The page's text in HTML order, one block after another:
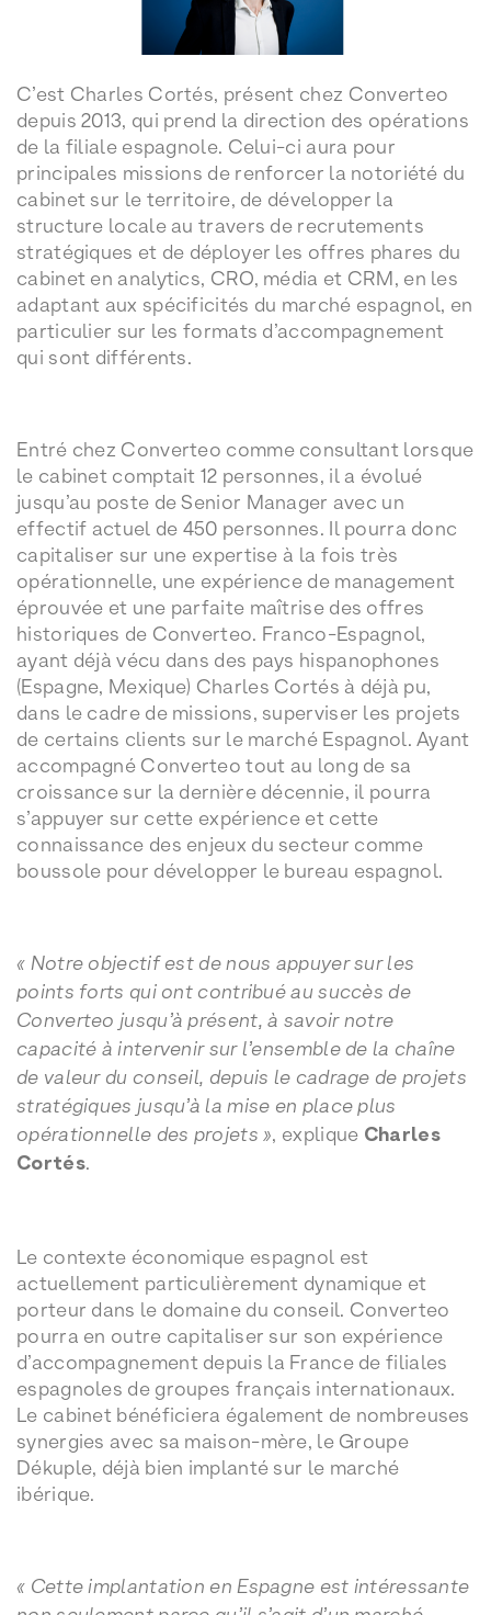
C’est Charles Cortés, présent chez Converteo
depuis 2013, qui prend la direction des opérations
de la filiale espagnole. Celui-ci aura pour
principales missions de renforcer la notoriété du
cabinet sur le territoire, de développer la
structure locale au travers de recrutements
stratégiques et de déployer les offres phares du
cabinet en analytics, CRO, média et CRM, en les
adaptant aux spécificités du marché espagnol, en
particulier sur les formats d’accompagnement
qui sont différents.
Entré chez Converteo comme consultant lorsque
le cabinet comptait 12 personnes, il a évolué
jusqu’au poste de Senior Manager avec un
effectif actuel de 450 personnes. Il pourra donc
capitaliser sur une expertise à la fois très
opérationnelle, une expérience de management
éprouvée et une parfaite maîtrise des offres
historiques de Converteo. Franco-Espagnol,
ayant déjà vécu dans des pays hispanophones
(Espagne, Mexique) Charles Cortés à déjà pu,
dans le cadre de missions, superviser les projets
de certains clients sur le marché Espagnol. Ayant
accompagné Converteo tout au long de sa
croissance sur la dernière décennie, il pourra
s’appuyer sur cette expérience et cette
connaissance des enjeux du secteur comme
boussole pour développer le bureau espagnol.
« Notre objectif est de nous appuyer sur les
points forts qui ont contribué au succès de
Converteo jusqu’à présent, à savoir notre
capacité à intervenir sur l’ensemble de la chaîne
de valeur du conseil, depuis le cadrage de projets
stratégiques jusqu’à la mise en place plus
opérationnelle des projets », explique Charles
Cortés.
Le contexte économique espagnol est
actuellement particulièrement dynamique et
porteur dans le domaine du conseil. Converteo
pourra en outre capitaliser sur son expérience
d’accompagnement depuis la France de filiales
espagnoles de groupes français internationaux.
Le cabinet bénéficiera également de nombreuses
synergies avec sa maison-mère, le Groupe
Dékuple, déjà bien implanté sur le marché
ibérique.
« Cette implantation en Espagne est intéressante